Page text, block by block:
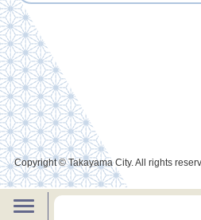
Copyright © Takayama City. All rights